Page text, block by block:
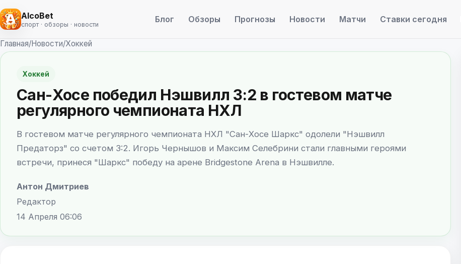
AlcoBet
спорт · обзоры · новости Блог Обзоры Прогнозы Новости Матчи Ставки сегодня
Главная/Новости/Хоккей
Хоккей
Сан-Хосе победил Нэшвилл 3:2 в гостевом матче
регулярного чемпионата НХЛ
В гостевом матче регулярного чемпионата НХЛ "Сан-Хосе Шаркс" одолели "Нэшвилл
Предаторз" со счетом 3:2. Игорь Чернышов и Максим Селебрини стали главными героями
встречи, принеся "Шаркс" победу на арене Bridgestone Arena в Нэшвилле.
Антон Дмитриев
Редактор
14 Апреля 06:06